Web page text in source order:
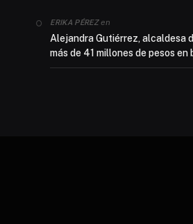
ERIKA PÉREZen
Alejandra Gutiérrez, alcaldesa
más de 41 millones de pesos en